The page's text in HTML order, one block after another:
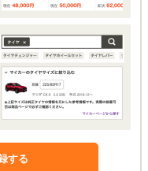
する